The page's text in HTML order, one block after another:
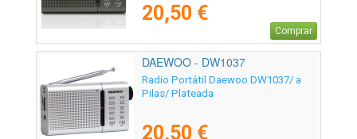
20,50 €
Comprar
DAEWOO - DW1037
Radio Portátil Daewoo DW1037/ a
Pilas/ Plateada
20,50 €